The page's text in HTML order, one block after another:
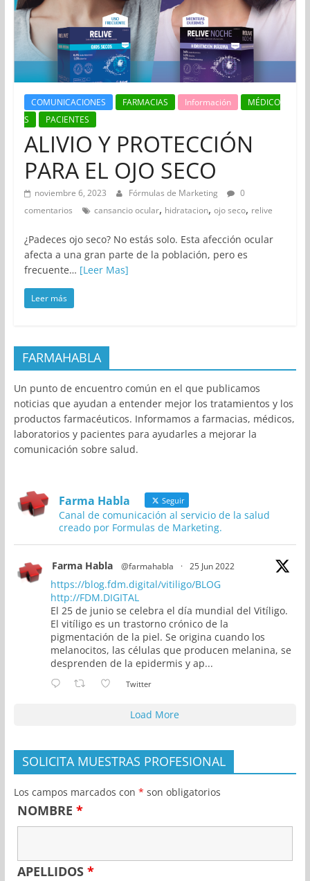
COMUNICACIONES FARMACIAS Información
MÉDICO
S
PACIENTES
ALIVIO Y PROTECCIÓN
PARA EL OJO SECO
noviembre 6, 2023 Fórmulas de Marketing
0
comentarios
cansancio ocular, hidratacion, ojo seco, relive
¿Padeces ojo seco? No estás solo. Esta afección ocular
afecta a una gran parte de la población, pero es
frecuente… [Leer Mas]
Leer más
FARMAHABLA
Un punto de encuentro común en el que publicamos
noticias que ayudan a entender mejor los tratamientos y los
productos farmacéuticos. Informamos a farmacias, médicos,
laboratorios y pacientes para ayudarles a mejorar la
comunicación sobre salud.
Farma Habla Seguir
Canal de comunicación al servicio de la salud
creado por Formulas de Marketing.
Farma Habla @farmahabla · 25 Jun 2022
https://blog.fdm.digital/vitiligo/BLOG
http://FDM.DIGITAL
El 25 de junio se celebra el día mundial del Vitíligo.
El vitíligo es un trastorno crónico de la
pigmentación de la piel. Se origina cuando los
melanocitos, las células que producen melanina, se
desprenden de la epidermis y ap...
Twitter
Load More
SOLICITA MUESTRAS PROFESIONAL
Los campos marcados con * son obligatorios
NOMBRE *
APELLIDOS *